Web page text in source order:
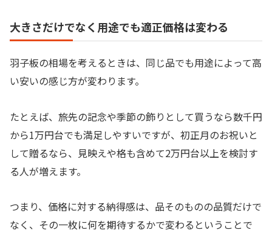
大きさだけでなく用途でも適正価格は変わる
羽子板の相場を考えるときは、同じ品でも用途によって高
い安いの感じ方が変わります。
たとえば、旅先の記念や季節の飾りとして買うなら数千円
から1万円台でも満足しやすいですが、初正月のお祝いと
して贈るなら、見映えや格も含めて2万円台以上を検討す
る人が増えます。
つまり、価格に対する納得感は、品そのものの品質だけで
なく、その一枚に何を期待するかで変わるということで